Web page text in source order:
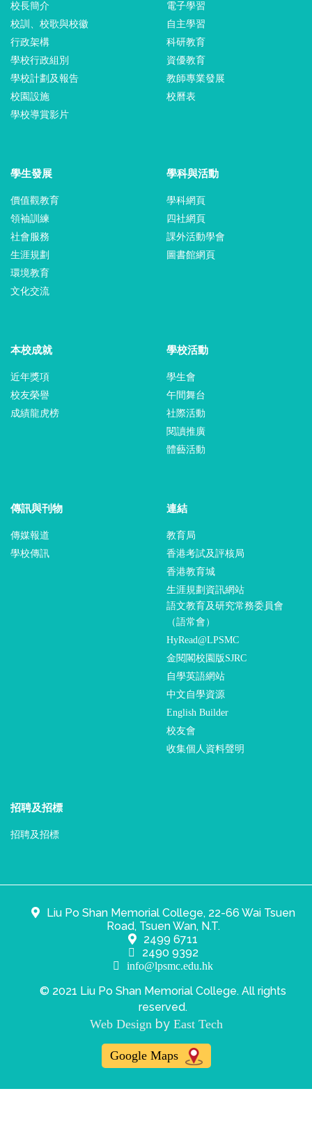
校長簡介
校訓、校歌與校徽
行政架構
學校行政組別
學校計劃及報告
校園設施
學校導賞影片
電子學習
自主學習
科研教育
資優教育
教師專業發展
校曆表
學生發展
價值觀教育
領袖訓練
社會服務
生涯規劃
環境教育
文化交流
學科與活動
學科網頁
四社網頁
課外活動學會
圖書館網頁
本校成就
近年獎項
校友榮譽
成績龍虎榜
學校活動
學生會
午間舞台
社際活動
閱讀推廣
體藝活動
傳訊與刊物
傳媒報道
學校傳訊
連結
教育局
香港考試及評核局
香港教育城
生涯規劃資訊網站
語文教育及研究常務委員會
（語常會）
HyRead@LPSMC
金閱閣校園版SJRC
自學英語網站
中文自學資源
English Builder
校友會
收集個人資料聲明
招聘及招標
招聘及招標
Liu Po Shan Memorial College, 22-66 Wai Tsuen
Road, Tsuen Wan, N.T.
2499 6711
2490 9392
info@lpsmc.edu.hk
© 2021 Liu Po Shan Memorial College. All rights
reserved.
Web Designby East Tech
Google Maps